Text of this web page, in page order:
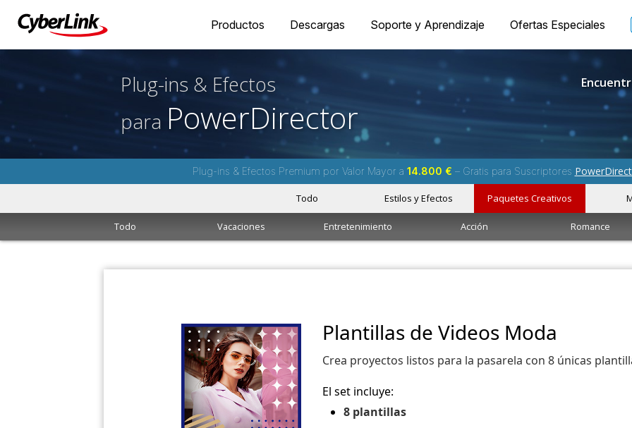
Productos Descargas Soporte y Aprendizaje Ofertas Especiales
Plug-ins & Efectos
para PowerDirector
Plug-ins & Efectos Premium por Valor Mayor a 14.800 € – Gratis para Suscriptores
Todo Estilos y Efectos Paquetes Creativos
Todo Vacaciones Entretenimiento Acción Romance
Plantillas de Videos Moda
Crea proyectos listos para la pasarela con 8 únicas
El set incluye:
8 plantillas